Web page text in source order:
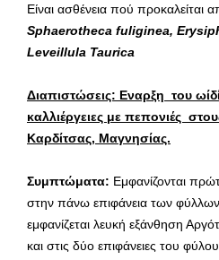
Είναι ασθένεια πού προκαλείται
Sphaerotheca fuliginea,
Leveillula Taurica
Διαπιστώσεις: Εναρξη του
καλλιέργειες με πεπονιές
Καρδίτσας, Μαγνησίας.
Συμπτώματα: Εμφανίζονται
στην πάνω επιφάνεια των
εμφανίζεται λευκή εξάνθηση
και στις δύο επιφάνειες του φύλου.